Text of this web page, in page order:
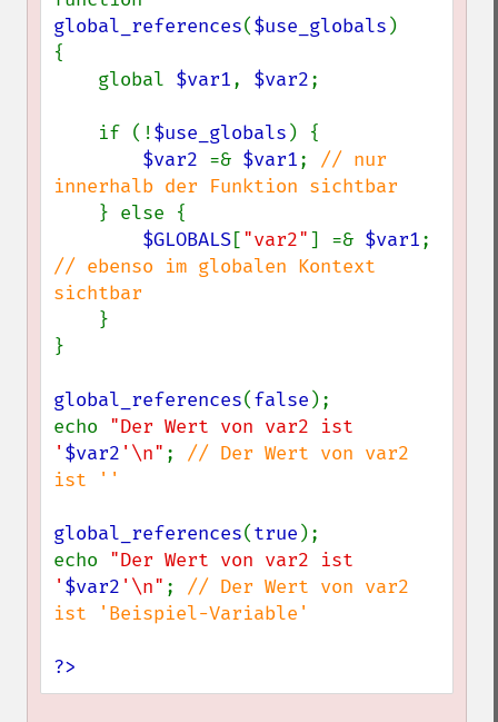
global_references($use_globals )
{
    global
$var1, $var2;
    if (!
$use_globals ) {
$var2 =& $var1; // nur
innerhalb der Funktion sichtbar
} else {
$GLOBALS["var2"] =& $var1
// ebenso im globalen Kontext
sichtbar
}
}
global_references(false );
echo "Der Wert von var2 ist
' $var2 '\n" ; // Der Wert von var2
ist ''
global_references(true );
echo "Der Wert von var2 ist
' $var2 '\n" ; // Der Wert von var2
ist 'Beispiel-Variable'
?>